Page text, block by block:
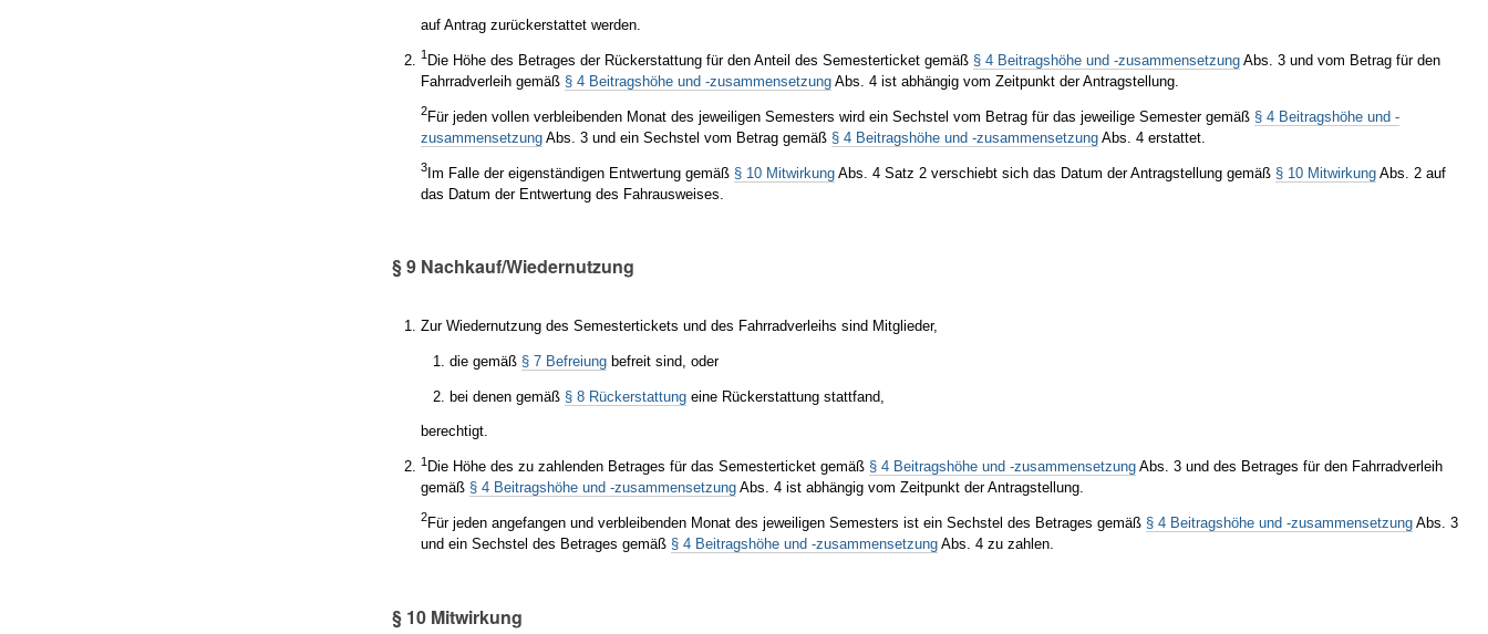
auf Antrag zurückerstattet werden.
1 Die Höhe des Betrages der Rückerstattung für den Anteil des Semesterticket gemäß § 4 Beitragshöhe und -zusammensetzungAbs. 3 und vom Betrag für den
Fahrradverleih gemäß § 4 Beitragshöhe und -zusammensetzungAbs. 4 ist abhängig vom Zeitpunkt der Antragstellung.
2Für jeden vollen verbleibenden Monat des jeweiligen Semesters wird ein Sechstel vom Betrag für das jeweilige Semester gemäß § 4 Beitragshöhe und -
zusammensetzungAbs. 3 und ein Sechstel vom Betrag gemäß § 4 Beitragshöhe und -zusammensetzungAbs. 4 erstattet.
3Im Falle der eigenständigen Entwertung gemäß § 10 MitwirkungAbs. 4 Satz 2 verschiebt sich das Datum der Antragstellung gemäß § 10 MitwirkungAbs. 2 auf
das Datum der Entwertung des Fahrausweises.
§ 9 Nachkauf/Wiedernutzung
Zur Wiedernutzung des Semestertickets und des Fahrradverleihs sind Mitglieder,
die gemäß § 7 Befreiungbefreit sind, oder
bei denen gemäß § 8 Rückerstattungeine Rückerstattung stattfand,
berechtigt.
1Die Höhe des zu zahlenden Betrages für das Semesterticket gemäß § 4 Beitragshöhe und -zusammensetzungAbs. 3 und des Betrages für den Fahrradverleih
gemäß § 4 Beitragshöhe und -zusammensetzungAbs. 4 ist abhängig vom Zeitpunkt der Antragstellung.
2Für jeden angefangen und verbleibenden Monat des jeweiligen Semesters ist ein Sechstel des Betrages gemäß § 4 Beitragshöhe und -zusammensetzungAbs. 3
und ein Sechstel des Betrages gemäß § 4 Beitragshöhe und -zusammensetzungAbs. 4 zu zahlen.
§ 10 Mitwirkung